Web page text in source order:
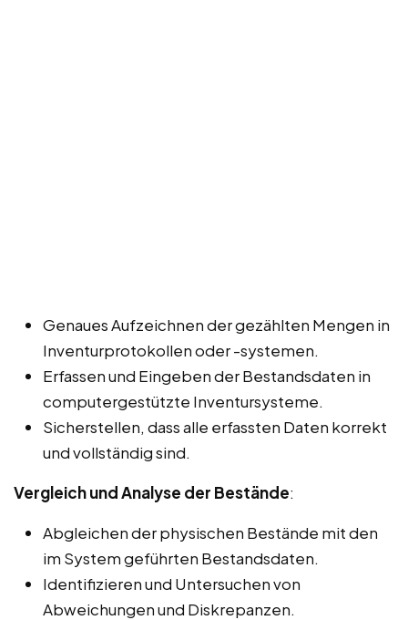
Genaues Aufzeichnen der gezählten Mengen in
Inventurprotokollen oder -systemen.
Erfassen und Eingeben der Bestandsdaten in
computergestützte Inventursysteme.
Sicherstellen, dass alle erfassten Daten korrekt
und vollständig sind.
Vergleich und Analyse der Bestände:
Abgleichen der physischen Bestände mit den
im System geführten Bestandsdaten.
Identifizieren und Untersuchen von
Abweichungen und Diskrepanzen.